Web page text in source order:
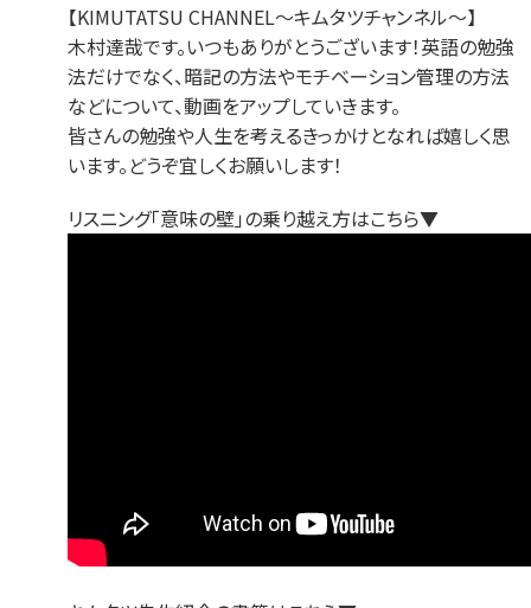
【KIMUTATSU CHANNEL～キムタツチャンネル～】
木村達哉です。いつもありがとうございます！英語の勉強
法だけでなく、暗記の方法やモチベーション管理の方法
などについて、動画をアップしていきます。
皆さんの勉強や人生を考えるきっかけとなれば嬉しく思
います。どうぞ宜しくお願いします！
リスニング「意味の壁」の乗り越え方はこちら▼